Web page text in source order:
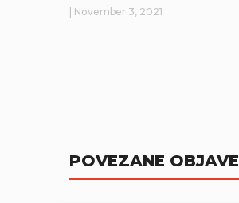
| November 3, 2021
POVEZANE OBJAVE